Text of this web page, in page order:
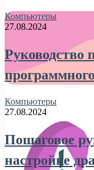
Компьютеры
27.08.2024
Руководство
Компьютеры
27.08.2024
Пошаговое
настройке